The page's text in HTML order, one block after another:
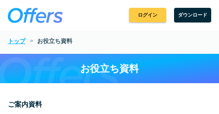
ログイン ダウンロード
トップ お役立ち資料
お役立ち資料
ご案内資料